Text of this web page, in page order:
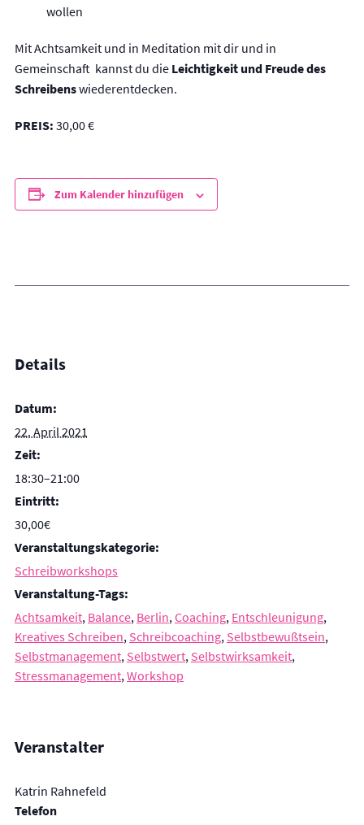
wollen
Mit Achtsamkeit und in Meditation mit dir und in
Gemeinschaft kannst du die Leichtigkeit und Freude des
Schreibenswiederentdecken.
PREIS: 30,00 €
Zum Kalender hinzufügen
Details
Datum:
22. April 2021
Zeit:
18:30–21:00
Eintritt:
30,00€
Veranstaltungskategorie:
Schreibworkshops
Veranstaltung-Tags:
Achtsamkeit, Balance, Berlin,Coaching, Entschleunigung,
Kreatives Schreiben, Schreibcoaching, Selbstbewußtsein,
Selbstmanagement, Selbstwert, Selbstwirksamkeit,
Stressmanagement,Workshop
Veranstalter
Katrin Rahnefeld
Telefon